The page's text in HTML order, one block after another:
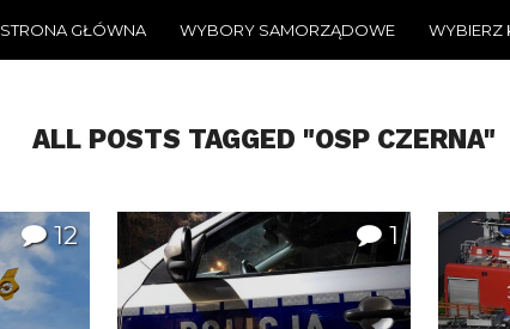
STRONA GŁÓWNA WYBORY SAMORZĄDOWE WYBIERZ
ALL POSTS TAGGED "OSP CZERNA"
12 1